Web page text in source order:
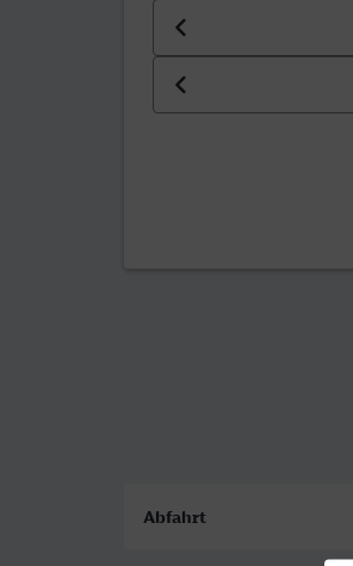
Datum der Hinfahrt
Uhrzeit der Hinfahrt
Abfahrt